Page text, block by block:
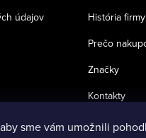
sme vám umožnili
údajov
História firmy
Prečo
Značky
Kontakty